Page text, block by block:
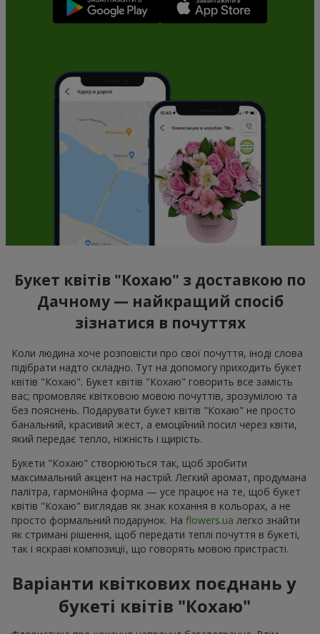
Букет квітів "Кохаю" з доставкою по
Дачному — найкращий спосіб
зізнатися в почуттях
Коли людина хоче розповісти про свої почуття, іноді слова
підібрати надто складно. Тут на допомогу приходить букет
квітів "Кохаю". Букет квітів "Кохаю" говорить все замість
вас; промовляє квітковою мовою почуттів, зрозумілою та
без пояснень. Подарувати букет квітів "Кохаю" не просто
банальний, красивий жест, а емоційний посил через квіти,
який передає тепло, ніжність і щирість.
Букети "Кохаю" створюються так, щоб зробити
максимальний акцент на настрій. Легкий аромат, продумана
палітра, гармонійна форма — усе працює на те, щоб букет
квітів "Кохаю" виглядав як знак кохання в кольорах, а не
просто формальний подарунок. На flowers.ua легко знайти
як стримані рішення, щоб передати теплі почуття в букеті,
так і яскраві композиції, що говорять мовою пристрасті.
Варіанти квіткових поєднань у
букеті квітів "Кохаю"